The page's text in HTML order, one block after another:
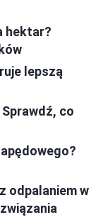
hektar?
lepszą
co
odpalaniem w